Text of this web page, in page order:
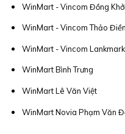
WinMart - Vincom Đồng Khởi
WinMart - Vincom Thảo Điền
WinMart - Vincom Lankmark
WinMart Bình Trưng
WinMart Lê Văn Việt
WinMart Novia Phạm Văn